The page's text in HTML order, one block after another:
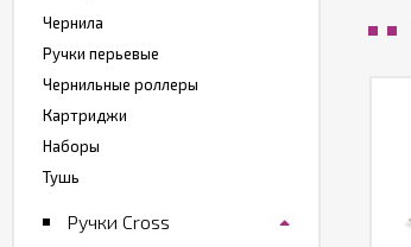
Чернила
Ручки перьевые
Чернильные роллеры
Картриджи
Наборы
Тушь
Ручки Cross